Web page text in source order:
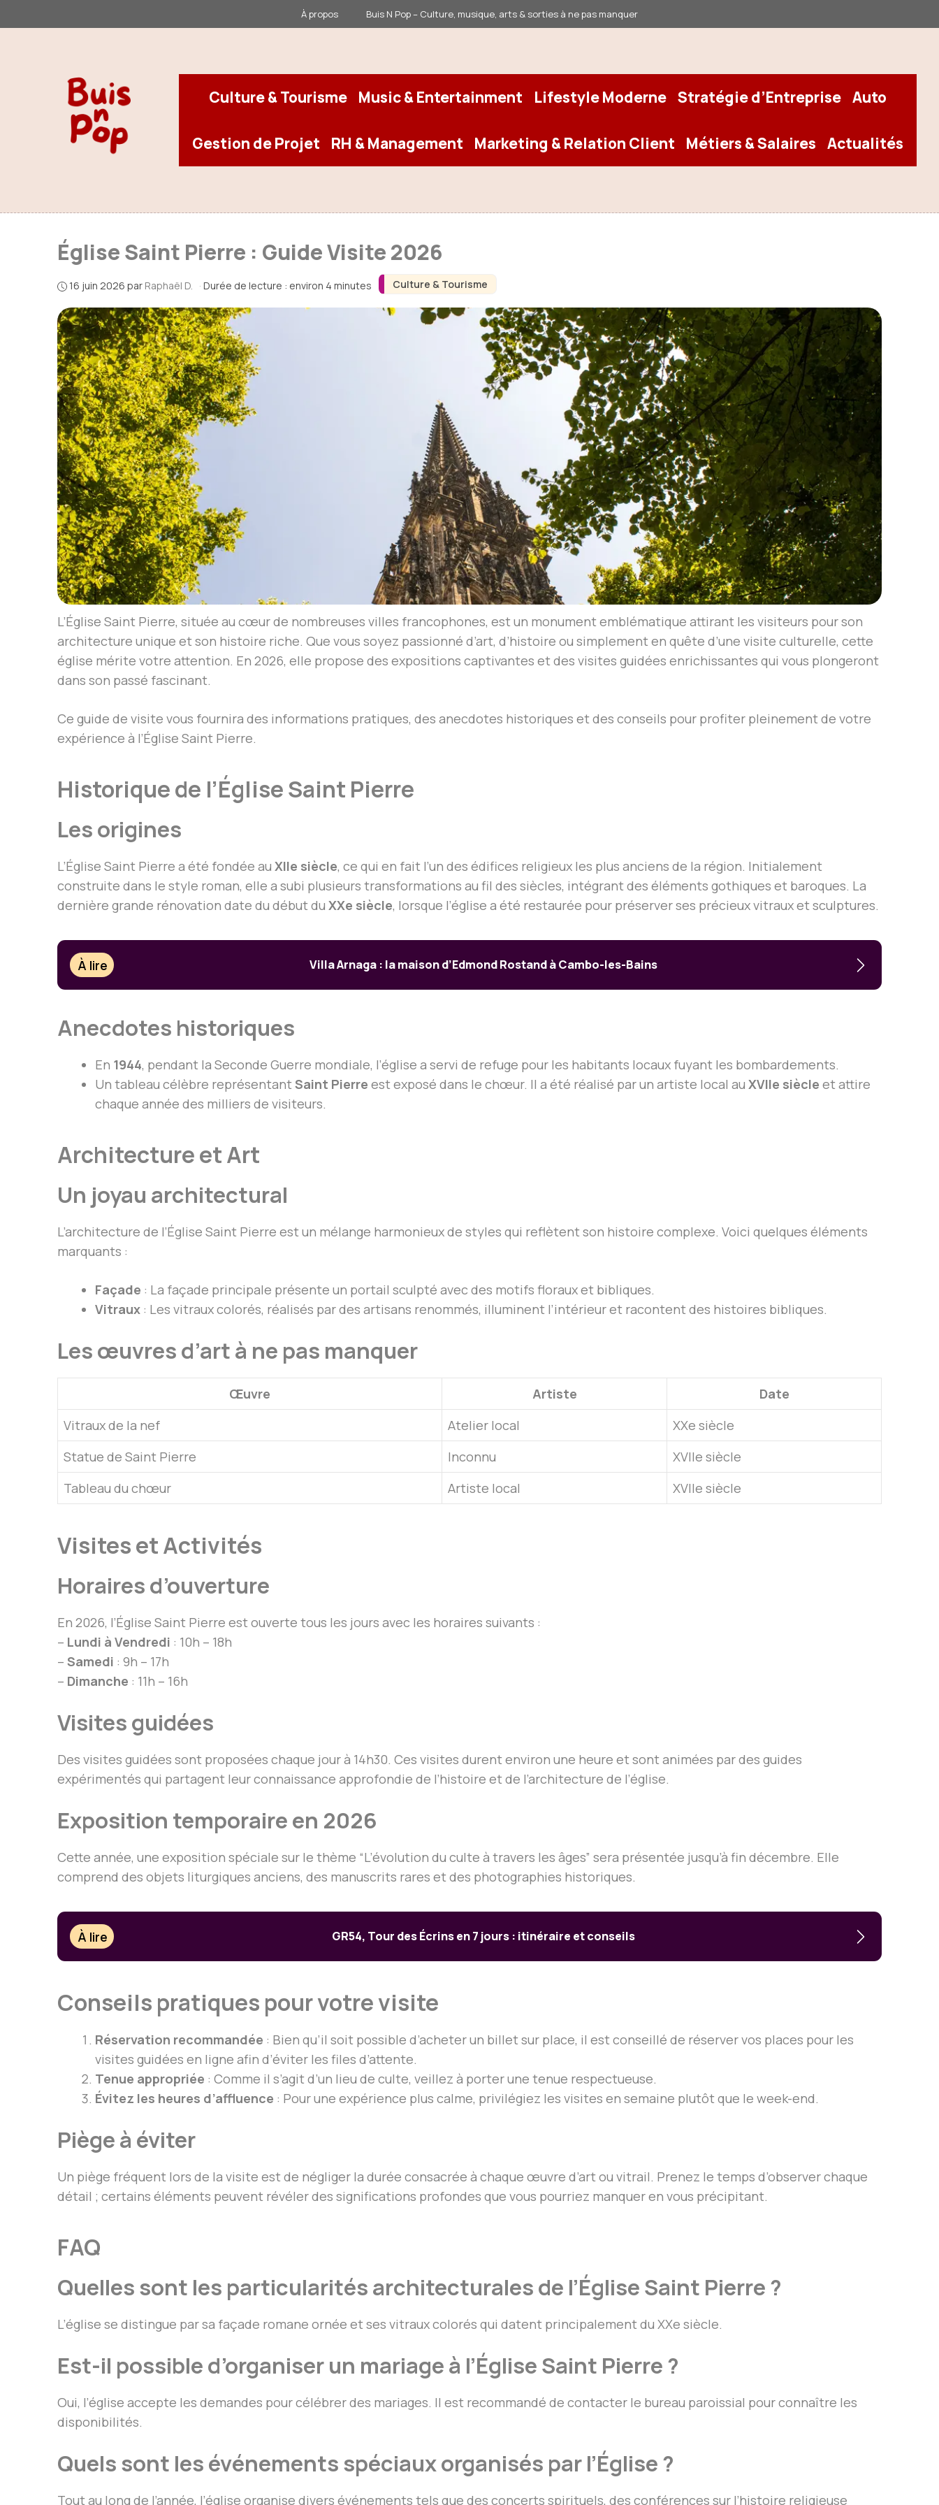
au
À propos Buis N Pop – Culture, musique, arts & sorties à ne pas manquer
Culture & Tourisme Music & Entertainment Lifestyle Moderne Stratégie d’Entreprise Auto
Gestion de Projet RH & Management Marketing & Relation Client Métiers & Salaires Actualités
Culture & Tourisme
Église Saint Pierre : Guide Visite 2026
16 juin 2026 par Raphaël D. · Durée de lecture : environ 4 minutes
L’Église Saint Pierre, située au cœur de nombreuses villes francophones, est un monument emblématique attirant les visiteurs pour son
architecture unique et son histoire riche. Que vous soyez passionné d’art, d’histoire ou simplement en quête d’une visite culturelle, cette
église mérite votre attention. En 2026, elle propose des expositions captivantes et des visites guidées enrichissantes qui vous plongeront
dans son passé fascinant.
Ce guide de visite vous fournira des informations pratiques, des anecdotes historiques et des conseils pour profiter pleinement de votre
expérience à l’Église Saint Pierre.
Historique de l’Église Saint Pierre
Les origines
L’Église Saint Pierre a été fondée au XIIe siècle, ce qui en fait l’un des édifices religieux les plus anciens de la région. Initialement
construite dans le style roman, elle a subi plusieurs transformations au fil des siècles, intégrant des éléments gothiques et baroques. La
dernière grande rénovation date du début du XXe siècle, lorsque l’église a été restaurée pour préserver ses précieux vitraux et sculptures.
À lire Villa Arnaga : la maison d’Edmond Rostand à Cambo-les-Bains
Anecdotes historiques
En 1944, pendant la Seconde Guerre mondiale, l’église a servi de refuge pour les habitants locaux fuyant les bombardements.
Un tableau célèbre représentantSaint Pierre est exposé dans le chœur. Il a été réalisé par un artiste local au XVIIe siècle et attire
chaque année des milliers de visiteurs.
Architecture et Art
Un joyau architectural
L’architecture de l’Église Saint Pierre est un mélange harmonieux de styles qui reflètent son histoire complexe. Voici quelques éléments
marquants :
Façade : La façade principale présente un portail sculpté avec des motifs floraux et bibliques.
Vitraux : Les vitraux colorés, réalisés par des artisans renommés, illuminent l’intérieur et racontent des histoires bibliques.
Les œuvres d’art à ne pas manquer
Œuvre Artiste
Date
Vitraux de la nef
Atelier local
XXe siècle
Statue de Saint Pierre
Inconnu
XVIIe siècle
Tableau du chœur
Artiste local XVIIe siècle
Visites et Activités
Horaires d’ouverture
En 2026, l’Église Saint Pierre est ouverte tous les jours avec les horaires suivants :
– Lundi à Vendredi : 10h – 18h
– Samedi : 9h – 17h
– Dimanche : 11h – 16h
Visites guidées
Des visites guidées sont proposées chaque jour à 14h30. Ces visites durent environ une heure et sont animées par des guides
expérimentés qui partagent leur connaissance approfondie de l’histoire et de l’architecture de l’église.
Exposition temporaire en 2026
Cette année, une exposition spéciale sur le thème “L’évolution du culte à travers les âges” sera présentée jusqu’à fin décembre. Elle
comprend des objets liturgiques anciens, des manuscrits rares et des photographies historiques.
À lire GR54, Tour des Écrins en 7 jours : itinéraire et conseils
Conseils pratiques pour votre visite
Réservation recommandée : Bien qu’il soit possible d’acheter un billet sur place, il est conseillé de réserver vos places pour les
visites guidées en ligne afin d’éviter les files d’attente.
Tenue appropriée : Comme il s’agit d’un lieu de culte, veillez à porter une tenue respectueuse.
Évitez les heures d’affluence : Pour une expérience plus calme, privilégiez les visites en semaine plutôt que le week-end.
Piège à éviter
Un piège fréquent lors de la visite est de négliger la durée consacrée à chaque œuvre d’art ou vitrail. Prenez le temps d’observer chaque
détail ; certains éléments peuvent révéler des significations profondes que vous pourriez manquer en vous précipitant.
FAQ
Quelles sont les particularités architecturales de l’Église Saint Pierre ?
L’église se distingue par sa façade romane ornée et ses vitraux colorés qui datent principalement du XXe siècle.
Est-il possible d’organiser un mariage à l’Église Saint Pierre ?
Oui, l’église accepte les demandes pour célébrer des mariages. Il est recommandé de contacter le bureau paroissial pour connaître les
disponibilités.
Quels sont les événements spéciaux organisés par l’Église ?
Tout au long de l’année, l’église organise divers événements tels que des concerts spirituels, des conférences sur l’histoire religieuse